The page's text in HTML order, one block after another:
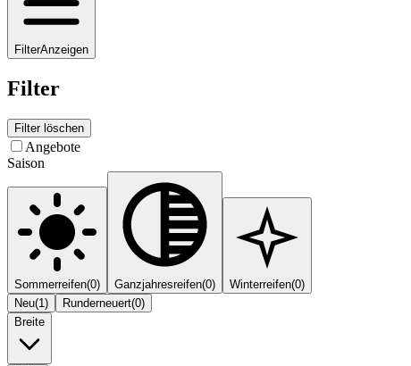
FilterAnzeigen
Filter
Filter löschen
Angebote
Saison
Sommerreifen(0) Ganzjahresreifen(0) Winterreifen(0)
Neu(1) Runderneuert(0)
Breite